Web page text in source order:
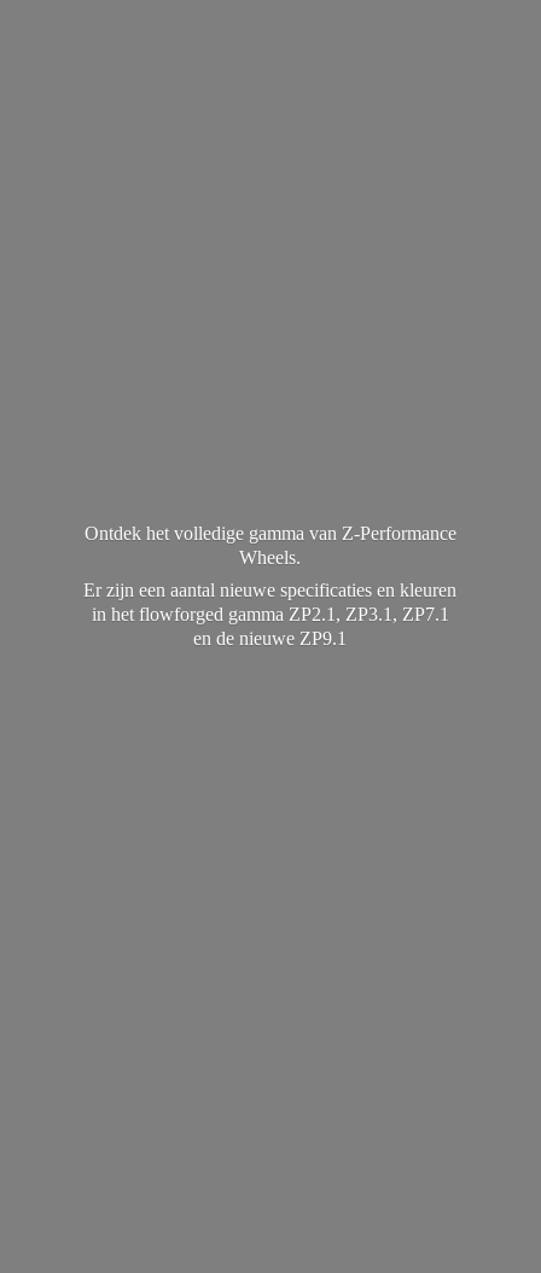
Ontdek het volledige gamma van Z-Performance
Wheels.
Er zijn een aantal nieuwe specificaties en kleuren
in het flowforged gamma ZP2.1, ZP3.1, ZP7.1
en denieuwe ZP9.1